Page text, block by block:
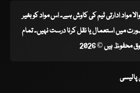
مواد ادارتی ٹیم کی کاوش ہے۔ اس مواد کو بغیر
میں استعمال یا نقل کرنا درست نہیں۔ تمام
محفوظ ہیں © 2026
پالیسی